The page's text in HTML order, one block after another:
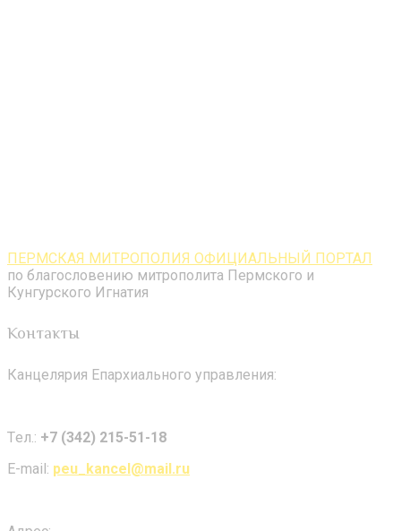
ПЕРМСКАЯ МИТРОПОЛИЯ ОФИЦИАЛЬНЫЙ ПОРТАЛ
по благословению митрополита Пермского и
Кунгурского Игнатия
Контакты
Канцелярия Епархиального управления:
Tел.: +7 (342) 215-51-18
E-mail: peu_kancel@mail.ru